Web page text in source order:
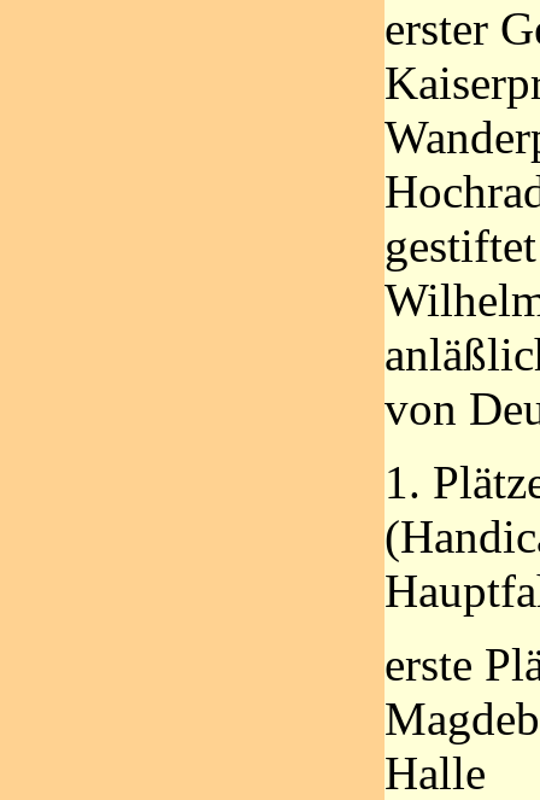
erster
von
1.
erste
Halle